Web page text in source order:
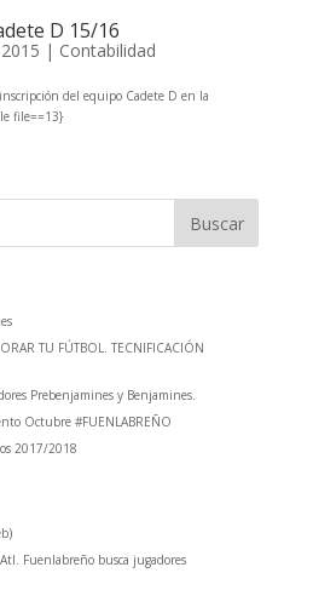
D 15/16
| Contabilidad
del equipo Cadete D en la
file==13}
TU FÚTBOL. TECNIFICACIÓN
Prebenjamines y Benjamines.
Octubre #FUENLABREÑO
2017/2018
Fuenlabreño busca jugadores